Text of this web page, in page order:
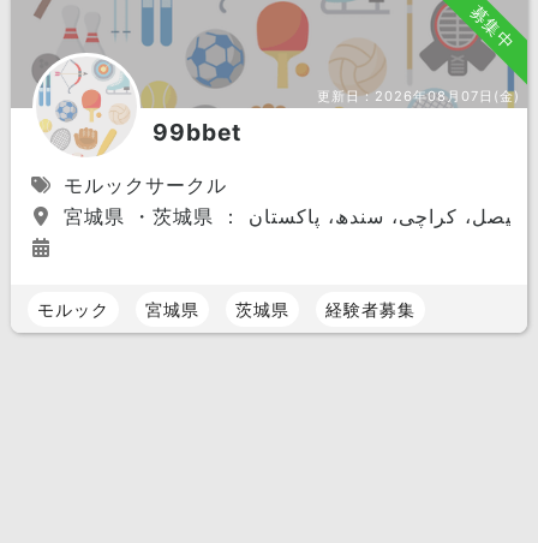
募集中
更新日：2026年08月07日(金)
99bbet
モルックサークル
モルック 宮城県 茨城県 経験者募集